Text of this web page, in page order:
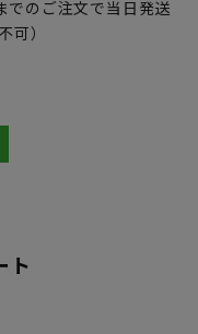
でのご注文で当日発送
可）
ト